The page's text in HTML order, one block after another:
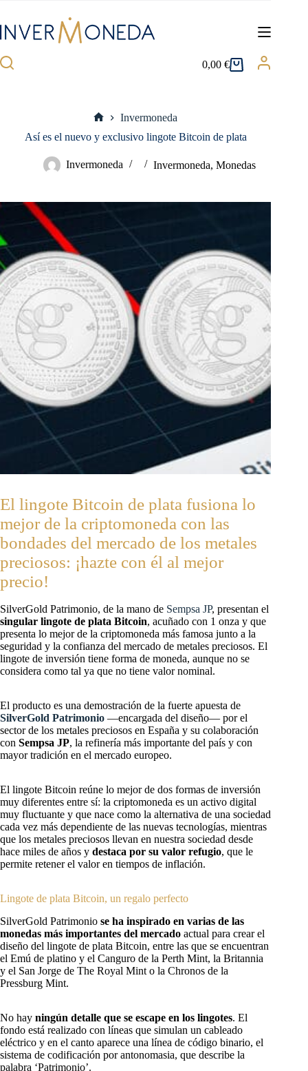
contenido
Carro
0,00€
Invermoneda
Así es el nuevo y exclusivo lingote Bitcoin de plata
Invermoneda Invermoneda, Monedas
El lingote Bitcoin de plata fusiona lo
mejor de la criptomoneda con las
bondades del mercado de los metales
preciosos: ¡hazte con él al mejor
precio!
SilverGold Patrimonio, de la mano de Sempsa JP, presentan el
singular lingote de plata Bitcoin, acuñado con 1 onza y que
presenta lo mejor de la criptomoneda más famosa junto a la
seguridad y la confianza del mercado de metales preciosos. El
lingote de inversión tiene forma de moneda, aunque no se
considera como tal ya que no tiene valor nominal.
El producto es una demostración de la fuerte apuesta de
SilverGold Patrimonio —encargada del diseño— por el
sector de los metales preciosos en España y su colaboración
con Sempsa JP, la refinería más importante del país y con
mayor tradición en el mercado europeo.
El lingote Bitcoin reúne lo mejor de dos formas de inversión
muy diferentes entre sí: la criptomoneda es un activo digital
muy fluctuante y que nace como la alternativa de una sociedad
cada vez más dependiente de las nuevas tecnologías, mientras
que los metales preciosos llevan en nuestra sociedad desde
hace miles de años y destaca por su valor refugio, que le
permite retener el valor en tiempos de inflación.
Lingote de plata Bitcoin, un regalo perfecto
SilverGold Patrimonio se ha inspirado en varias de las
monedas más importantes del mercado actual para crear el
diseño del lingote de plata Bitcoin, entre las que se encuentran
el Emú de platino y el Canguro de la Perth Mint, la Britannia
y el San Jorge de The Royal Mint o la Chronos de la
Pressburg Mint.
No hay ningún detalle que se escape en los lingotes. El
fondo está realizado con líneas que simulan un cableado
eléctrico y en el canto aparece una línea de código binario, el
sistema de codificación por antonomasia, que describe la
palabra ‘Patrimonio’.